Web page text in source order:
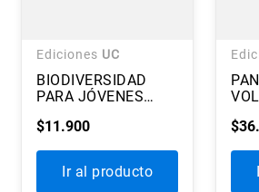
Ediciones UC
BIODIVERSIDAD
PARA JÓVENES
$11.900
Ir al producto
$36.